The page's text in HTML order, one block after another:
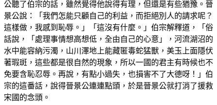
公聽了伯宗的話，雖然覺得他說得有理，但還是有些猶豫。晉
景公說：「我們怎能只顧自己的利益，而拒絕別人的請求呢？
這樣做，我感到恥辱。」「這沒有什麼。」伯宗解釋道，「俗
話說，「處理事情想高想低，全由自己的心意」，河流湖沼的
水中能容納污濁，山川澤地上能藏匿毒蛇猛獸，美玉上面隱伏
著瑕斑，這些都是很自然的現象，所以一國的君主有時候也不
免要含恥忍辱。再說，有點小過失，也損害不了大德呀！」伯
宗的這番話，說得晉景公連連點頭，於是晉景公就打消了援救
宋國的念頭。